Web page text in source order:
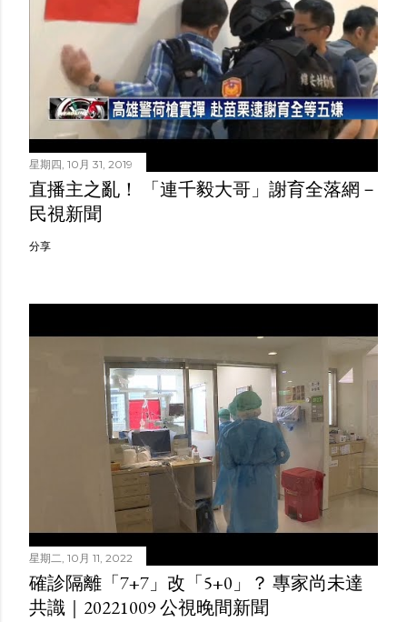
星期四, 10月 31, 2019
直播主之亂！ 「連千毅大哥」謝育全落網－
民視新聞
分享
星期二, 10月 11, 2022
確診隔離「7+7」改「5+0」？ 專家尚未達
共識｜20221009 公視晚間新聞